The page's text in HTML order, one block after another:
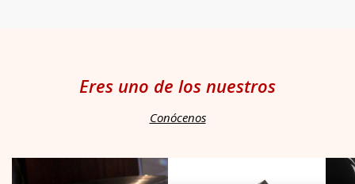
Eres uno de los nuestros
Conócenos